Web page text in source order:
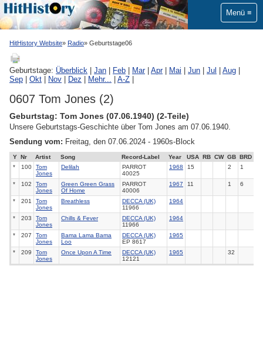
Menü
HitHistory Website Radio Geburtstage06
Geburtstage: Überblick Jan Feb Mar| Apr| Mai Jun Jul Aug
Sep
Okt Nov Dez Mehr... A-Z
0607 Tom Jones (2)
Geburtstag: Tom Jones (07.06.1940) (2-Teile)
Unsere Geburtstags-Geschichte über Tom Jones am 07.06.1940.
Sendung vom: Freitag, den 07.06.2024 - 1960s-Block
Y Nr Artist Song Record-Label Year USA RB CW GB
BRD
*
100
Tom
Jones
Delilah
PARROT
40025
1968 15 2 1
* 102
Tom
Jones
Green Green Grass
Of Home
PARROT
40006
1967 11 1 6
* 201
Tom
Jones
Breathless
DECCA (UK)
11966
1964
* 203
Tom
Jones
Chills & Fever
DECCA (UK)
11966
1964
* 207
Tom
Jones
Bama Lama Bama
Loo
DECCA (UK)
EP 8617
1965
* 209
Tom
Jones
Once Upon A Time
DECCA (UK)
12121
1965 32